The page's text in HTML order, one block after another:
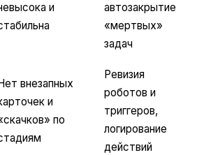
и
автозакрытие
«мертвых»
задач
внезапных
и
по
Ревизия
роботов и
триггеров,
логирование
действий